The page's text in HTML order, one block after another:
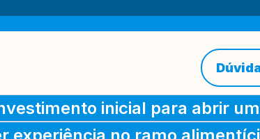
inicial para abrir